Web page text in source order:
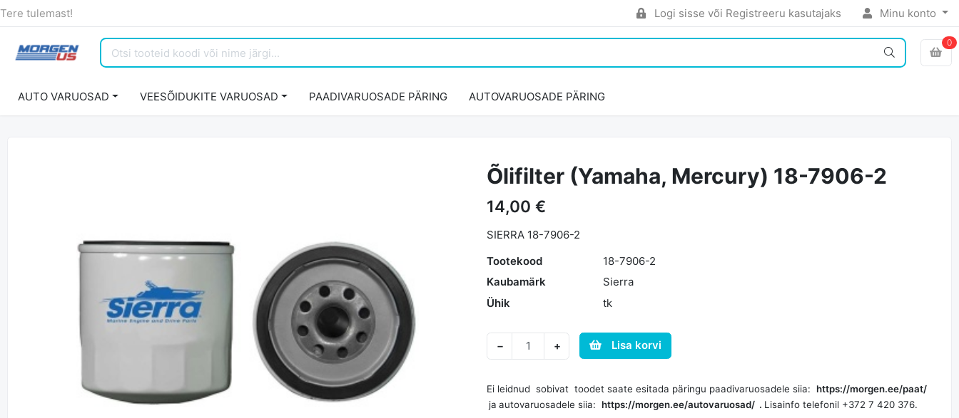
Tere tulemast! Logi sisse või Registreeru kasutajaks Minu konto
0
AUTO VARUOSAD VEESÕIDUKITE VARUOSAD PAADIVARUOSADE PÄRING AUTOVARUOSADE PÄRING
Õlifilter (Yamaha, Mercury) 18-7906-2
14,00 €
SIERRA 18-7906-2
Tootekood
18-7906-2
Kaubamärk
Sierra
Ühik
tk
− + Lisa korvi
Ei leidnud sobivat toodet saate esitada päringu paadivaruosadele siia: https://morgen.ee/paat/
ja autovaruosadele siia: https://morgen.ee/autovaruosad/ . Lisainfo telefonil +372 7 420 376.